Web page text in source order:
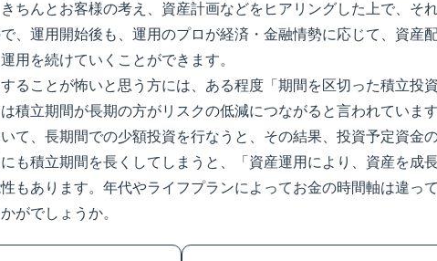
ちんとお客様の考え、資産計画などをヒアリングした上で、そ
、運用開始後も、運用のプロが経済・金融情勢に応じて、資産
用を続けていくことができます。
ることが怖いと思う方には、ある程度「期間を区切った積立投
積立期間が長期の方がリスクの低減につながると言われていま
て、長期間での少額投資を行なうと、その結果、投資予定資金
も積立期間を長くしてしまうと、「資産運用により、資産を成
もあります。年代やライフプランによってお金の時間軸は違っ
がでしょうか。